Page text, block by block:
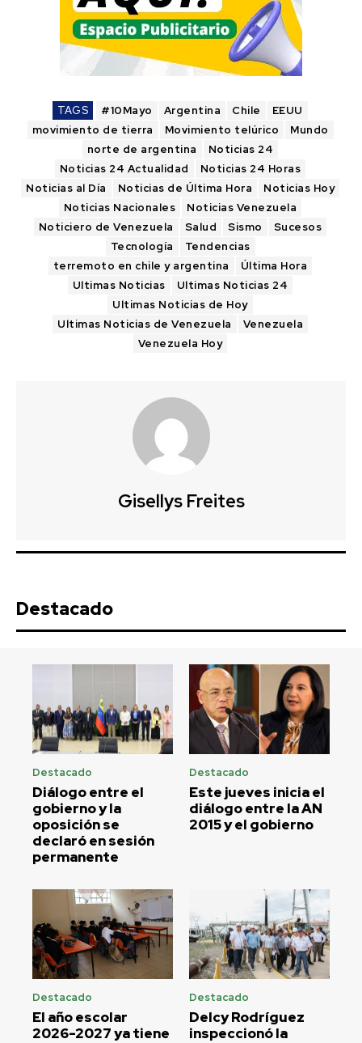
TAGS #10Mayo Argentina Chile
EEUU
movimiento de tierra
Movimiento telúrico
Mundo
norte de argentina
Noticias 24
Noticias 24 Actualidad
Noticias 24 Horas
Noticias al Día
Noticias de Última Hora
Noticias Hoy
Noticias Nacionales
Noticias Venezuela
Noticiero de Venezuela
Salud Sismo
Sucesos
Tecnología
Tendencias
terremoto en chile y argentina
Última Hora
Ultimas Noticias
Ultimas Noticias 24
Ultimas Noticias de Hoy
Ultimas Noticias de Venezuela
Venezuela
Venezuela Hoy
Gisellys Freites
Destacado
Destacado
Diálogo entre el
gobierno y la
oposición se
declaró en sesión
permanente
Destacado
Este jueves inicia el
diálogo entre la AN
2015 y el gobierno
Destacado
El año escolar
2026-2027 ya tiene
Destacado
Delcy Rodríguez
inspeccionó la